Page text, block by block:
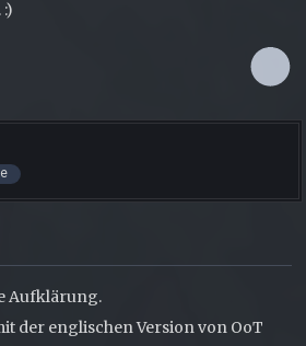
Aufklärung.
der englischen Version von OoT